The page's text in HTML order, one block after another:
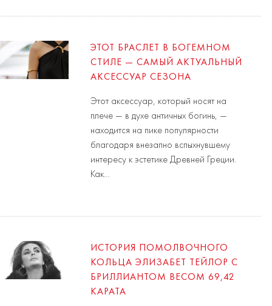
ЭТОТ БРАСЛЕТ В БОГЕМНОМ
СТИЛЕ — САМЫЙ АКТУАЛЬНЫЙ
АКСЕССУАР СЕЗОНА
Этот аксессуар, который носят на
плече — в духе античных богинь, —
находится на пике популярности
благодаря внезапно вспыхнувшему
интересу к эстетике Древней Греции.
Как…
ИСТОРИЯ ПОМОЛВОЧНОГО
КОЛЬЦА ЭЛИЗАБЕТ ТЕЙЛОР С
БРИЛЛИАНТОМ ВЕСОМ 69,42
КАРАТА